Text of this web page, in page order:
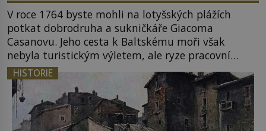
V roce 1764 byste mohli na lotyšských plážích
potkat dobrodruha a sukničkáře Giacoma
Casanovu. Jeho cesta k Baltskému moři však
nebyla turistickým výletem, ale ryze pracovní
cestou se zištnými úmysly. Jaký cíl Casanova
sledoval, když se například procházel uličkami
lotyšské Rigy? Casanova v Pobaltí kontaktoval
tamní zednářské lóže. Nebyl v této oblasti žádným
nováčkem, protože do zednářské […]
HISTORIE